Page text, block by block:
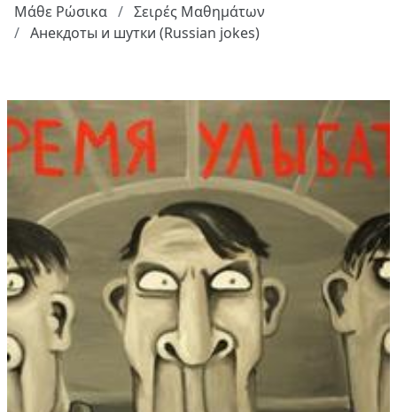
Μάθε Ρώσικα
Σειρές Μαθημάτων
Анекдоты и шутки (Russian jokes)